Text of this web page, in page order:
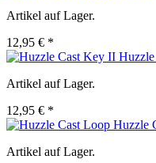
Artikel auf Lager.
12,95 € *
Artikel auf Lager.
12,95 € *
Huzzle
Artikel auf Lager.